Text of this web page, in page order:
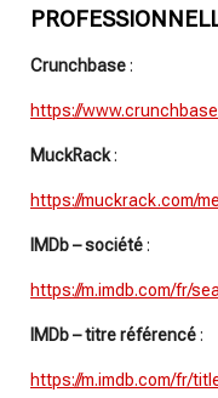
Crunchbase:
https://
MuckRack:
https://muckrack.com/
IMDb – société:
https://m.imdb.com/fr/
IMDb – titre référencé:
https://m.imdb.com/fr/